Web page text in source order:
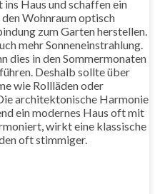
Haus und schaffen ein
Wohnraum optisch
zum Garten herstellen.
mehr Sonneneinstrahlung.
dies in den Sommermonaten
Deshalb sollte über
wie Rollläden oder
architektonische Harmonie
ein modernes Haus oft mit
wirkt eine klassische
oft stimmiger.